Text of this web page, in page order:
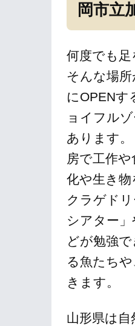
岡市立
何度でも
そんな場
にOPENす
ョイフル
あります
房で工作
化や生き
クラゲド
シアター
どが勉強
る魚たち
きます。
山形県は